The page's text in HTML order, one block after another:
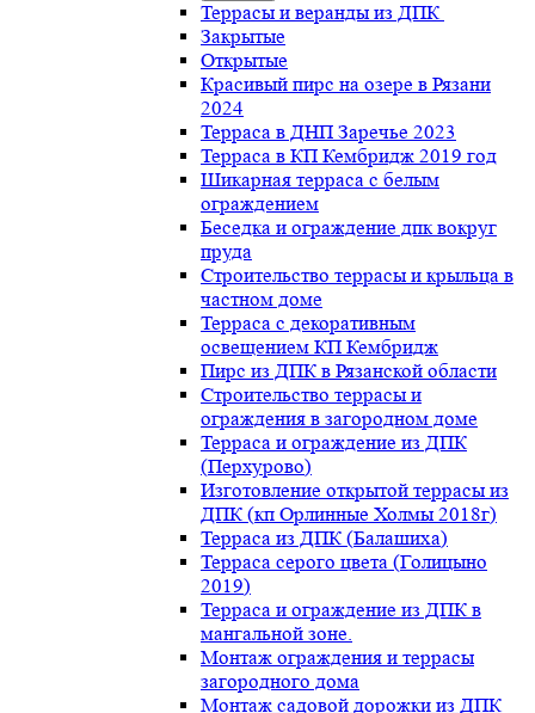
Террасы и веранды из ДПК
Закрытые
Открытые
Красивый пирс на озере в Рязани
2024
Терраса в ДНП Заречье 2023
Терраса в КП Кембридж 2019 год
Шикарная терраса с белым
ограждением
Беседка и ограждение дпк вокруг
пруда
Строительство террасы и крыльца в
частном доме
Терраса с декоративным
освещением КП Кембридж
Пирс из ДПК в Рязанской области
Строительство террасы и
ограждения в загородном доме
Терраса и ограждение из ДПК
(Перхурово)
Изготовление открытой террасы из
ДПК (кп Орлинные Холмы 2018г)
Терраса из ДПК (Балашиха)
Терраса серого цвета (Голицыно
2019)
Терраса и ограждение из ДПК в
мангальной зоне.
Монтаж ограждения и террасы
загородного дома
Монтаж садовой дорожки из ДПК